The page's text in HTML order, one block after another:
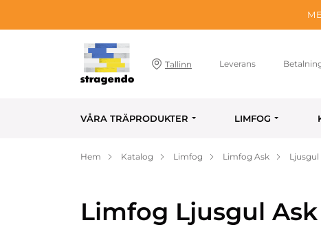
Tallinn Leverans
VÅRA TRÄPRODUKTER LIMFOG
Hem Katalog Limfog Limfog Ask Ljusgul
Limfog Ljusgul Ask